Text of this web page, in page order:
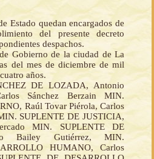
Estado quedan encargados de
del presente decreto
despachos.
Gobierno de la ciudad de La
del mes de diciembre de mil
años.
DE LOZADA, Antonio
Sánchez Berzain MIN.
Raúl Tovar Piérola, Carlos
SUPLENTE DE JUSTICIA,
MIN. SUPLENTE DE
Bailey Gutiérrez, MIN.
HUMANO, Carlos